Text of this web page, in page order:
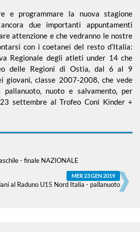
e programmare la nuova stagione
due importanti appuntamenti
attenzione e che vedranno le nostre
con i coetanei del resto d’Italia:
Regionale degli atleti under 14 che
delle Regioni di Ostia, dal 6 al 9
giovani, classe 2007-2008, che vede
nuoto e salvamento, per
settembre al Trofeo Coni Kinder +
- finale NAZIONALE
MER 23 GEN 2019
al Raduno U15 Nord Italia - pallanuoto